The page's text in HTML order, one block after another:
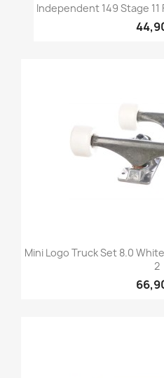
Independent 149 Stage 11
Mini Logo Truck Set 8.0
2